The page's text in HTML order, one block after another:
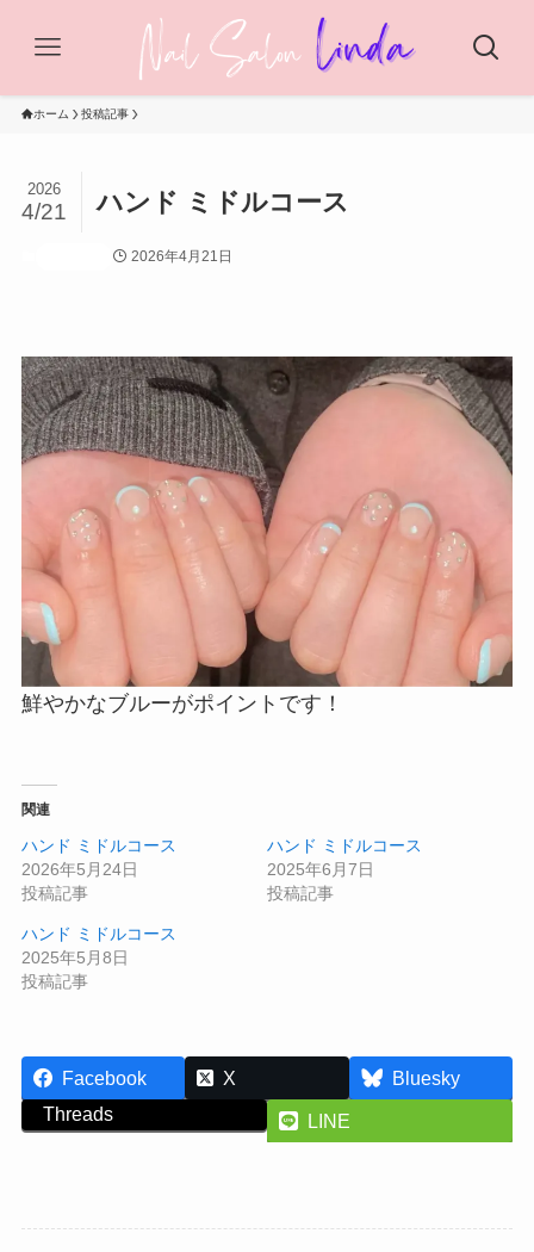
ホーム 投稿記事
ハンド ミドルコース
2026
4/21
2026年4月21日
鮮やかなブルーがポイントです！
関連
ハンド ミドルコース
2026年5月24日
投稿記事
ハンド ミドルコース
2025年6月7日
投稿記事
ハンド ミドルコース
2025年5月8日
投稿記事
Facebook X
Bluesky
Threads
LINE